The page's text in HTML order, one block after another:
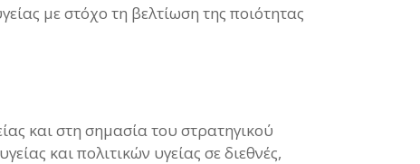
με στόχο τη βελτίωση της ποιότητας
και στη σημασία του στρατηγικού
και πολιτικών υγείας σε διεθνές,